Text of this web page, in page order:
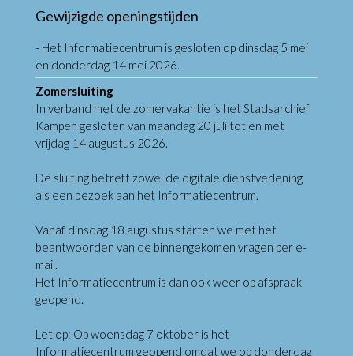
Gewijzigde openingstijden
- Het Informatiecentrum is gesloten op dinsdag 5 mei
en donderdag 14 mei 2026.
Zomersluiting
In verband met de zomervakantie is het Stadsarchief
Kampen gesloten van maandag 20 juli tot en met
vrijdag 14 augustus 2026.
De sluiting betreft zowel de digitale dienstverlening
als een bezoek aan het Informatiecentrum.
Vanaf dinsdag 18 augustus starten we met het
beantwoorden van de binnengekomen vragen per e-
mail.
Het Informatiecentrum is dan ook weer op afspraak
geopend.
Let op: Op woensdag 7 oktober is het
Informatiecentrum geopend omdat we op donderdag